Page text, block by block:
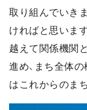
取り組んでいき
ければと思いま
越えて関係機関
進め、まち全体
はこれからのま